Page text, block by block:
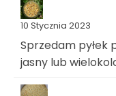
10 Stycznia 2023
Sprzedam pyłek
jasny lub